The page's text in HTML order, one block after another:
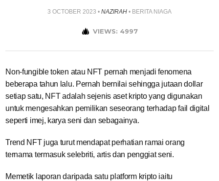
3 OCTOBER 2023 • NAZIRAH • BERITA NIAGA
VIEWS: 4997
Non-fungible token atau NFT pernah menjadi fenomena
beberapa tahun lalu. Pernah bernilai sehingga jutaan dollar
setiap satu, NFT adalah sejenis aset kripto yang digunakan
untuk mengesahkan pemilikan seseorang terhadap fail digital
seperti imej, karya seni dan sebagainya.
Trend NFT juga turut mendapat perhatian ramai orang
ternama termasuk selebriti, artis dan penggiat seni.
Memetik laporan daripada satu platform kripto iaitu